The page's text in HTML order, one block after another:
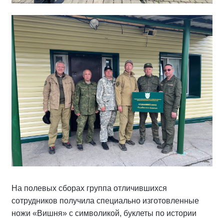
На полевых сборах группа отличившихся
сотрудников получила специально изготовленные
ножи «Вишня» с символикой, буклеты по истории